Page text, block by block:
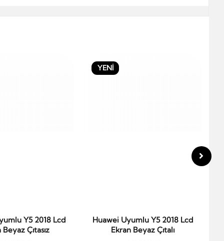
Ekle
Y5 2018 Lcd
Çıtasız
YENİ
Sepete Ekle
Huawei Uyumlu Y5 2018 Lcd
Ekran Beyaz Çıtalı